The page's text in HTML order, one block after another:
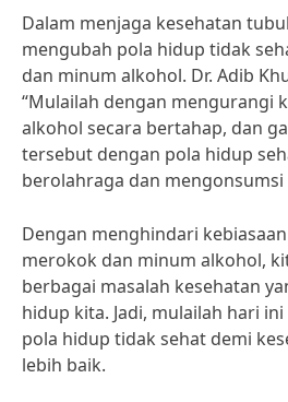
Dalam menjaga kesehatan
mengubah pola hidup tidak
dan minum alkohol. Dr. Adib
“Mulailah dengan mengurangi
alkohol secara bertahap, dan
tersebut dengan pola hidup
berolahraga dan mengonsumsi
Dengan menghindari
merokok dan minum alkohol,
berbagai masalah kesehatan
hidup kita. Jadi, mulailah hari
pola hidup tidak sehat demi
lebih baik.